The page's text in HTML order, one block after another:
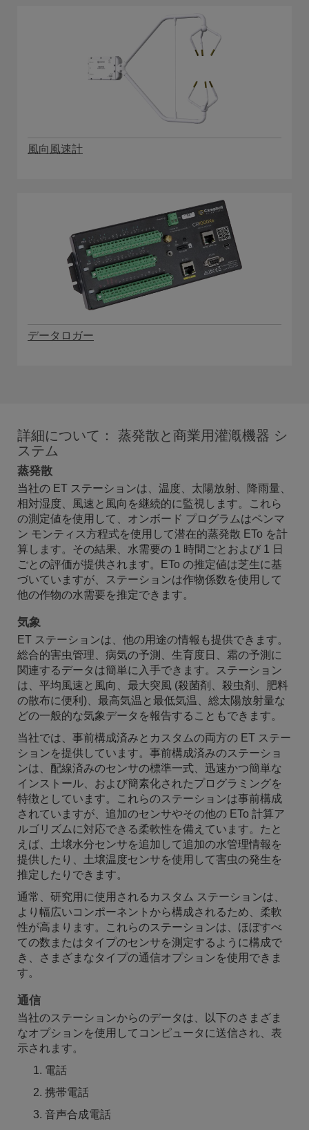
風向風速計
データロガー
詳細について： 蒸発散と商業用灌漑機器 シ
ステム
蒸発散
当社の ET ステーションは、温度、太陽放射、降雨量、
相対湿度、風速と風向を継続的に監視します。これら
の測定値を使用して、オンボード プログラムはペンマ
ン モンティス方程式を使用して潜在的蒸発散 ETo を計
算します。その結果、水需要の 1 時間ごとおよび 1 日
ごとの評価が提供されます。ETo の推定値は芝生に基
づいていますが、ステーションは作物係数を使用して
他の作物の水需要を推定できます。
気象
ET ステーションは、他の用途の情報も提供できます。
総合的害虫管理、病気の予測、生育度日、霜の予測に
関連するデータは簡単に入手できます。ステーション
は、平均風速と風向、最大突風 (殺菌剤、殺虫剤、肥料
の散布に便利)、最高気温と最低気温、総太陽放射量な
どの一般的な気象データを報告することもできます。
当社では、事前構成済みとカスタムの両方の ET ステー
ションを提供しています。事前構成済みのステーショ
ンは、配線済みのセンサの標準一式、迅速かつ簡単な
インストール、および簡素化されたプログラミングを
特徴としています。これらのステーションは事前構成
されていますが、追加のセンサやその他の ETo 計算ア
ルゴリズムに対応できる柔軟性を備えています。たと
えば、土壌水分センサを追加して追加の水管理情報を
提供したり、土壌温度センサを使用して害虫の発生を
推定したりできます。
通常、研究用に使用されるカスタム ステーションは、
より幅広いコンポーネントから構成されるため、柔軟
性が高まります。これらのステーションは、ほぼすべ
ての数またはタイプのセンサを測定するように構成で
き、さまざまなタイプの通信オプションを使用できま
す。
通信
当社のステーションからのデータは、以下のさまざま
なオプションを使用してコンピュータに送信され、表
示されます。
電話
携帯電話
音声合成電話